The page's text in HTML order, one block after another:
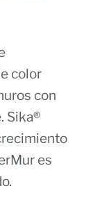
color
con
Sika®
es